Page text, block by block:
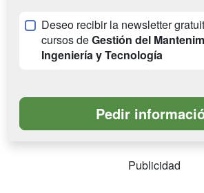
Deseo recibir la newsletter
cursos deGestión del
Ingeniería y Tecnología
Publicidad